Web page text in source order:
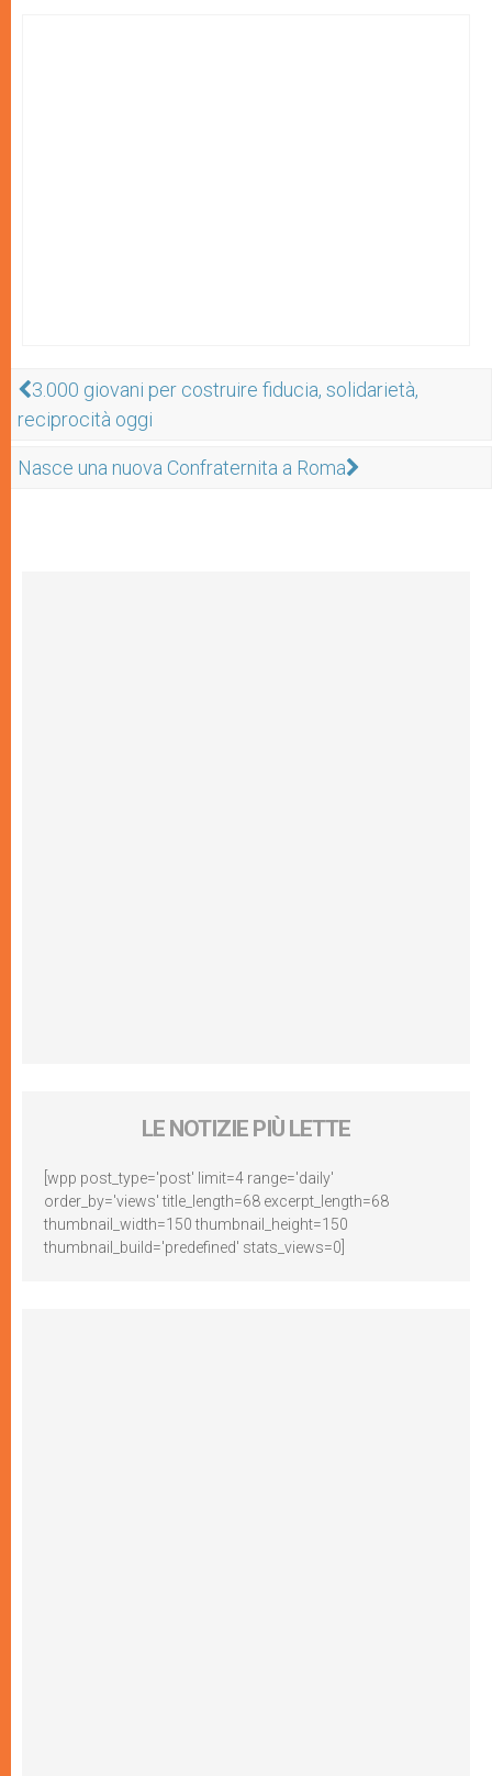
3.000 giovani per costruire fiducia, solidarietà,
reciprocità oggi
Nasce una nuova Confraternita a Roma
LE NOTIZIE PIÙ LETTE
[wpp post_type='post' limit=4 range='daily'
order_by='views' title_length=68 excerpt_length=68
thumbnail_width=150 thumbnail_height=150
thumbnail_build='predefined' stats_views=0]